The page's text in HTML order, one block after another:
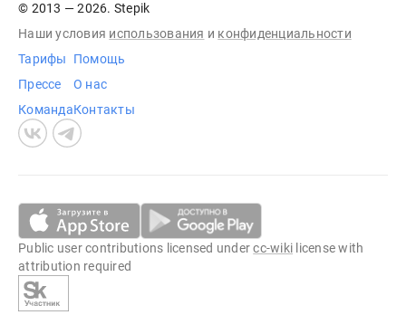
© 2013 — 2026. Stepik
Наши условия использования и конфиденциальности
Тарифы
Прессе
Команда
Помощь
О нас
Контакты
Public user contributions licensed undercc-wiki license with
attribution required